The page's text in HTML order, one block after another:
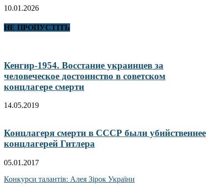
10.01.2026
НЕ ПРОПУСТІТЬ
Кенгир-1954. Восстание украинцев за
человеческое достоинство в советском
концлагере смерти
14.05.2019
Концлагеря смерти в СССР были убийственнее
концлагерей Гитлера
05.01.2017
Конкурси талантів: Алея Зірок України